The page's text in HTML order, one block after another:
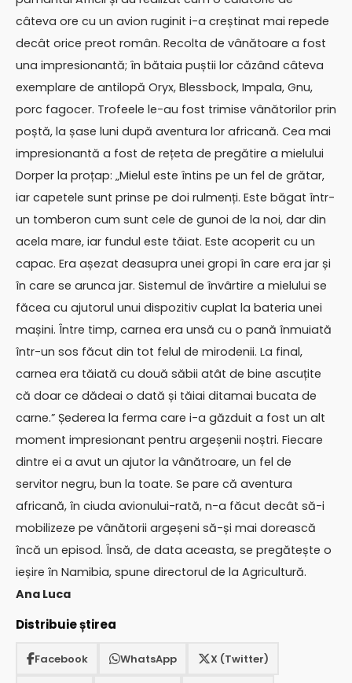
câteva ore cu un avion ruginit i-a creștinat mai repede
decât orice preot român. Recolta de vânătoare a fost
una impresionantă; în bătaia puștii lor căzând câteva
exemplare de antilopă Oryx, Blessbock, Impala, Gnu,
porc fagocer. Trofeele le-au fost trimise vânătorilor prin
poștă, la șase luni după aventura lor africană. Cea mai
impresionantă a fost de rețeta de pregătire a mielului
Dorper la proțap: „Mielul este întins pe un fel de grătar,
iar capetele sunt prinse pe doi rulmenți. Este băgat într-
un tomberon cum sunt cele de gunoi de la noi, dar din
acela mare, iar fundul este tăiat. Este acoperit cu un
capac. Era așezat deasupra unei gropi în care era jar și
în care se arunca jar. Sistemul de învârtire a mielului se
făcea cu ajutorul unui dispozitiv cuplat la bateria unei
mașini. Între timp, carnea era unsă cu o pană înmuiată
într-un sos făcut din tot felul de mirodenii. La final,
carnea era tăiată cu două săbii atât de bine ascuțite
că doar ce dădeai o dată și tăiai ditamai bucata de
carne.” Șederea la ferma care i-a găzduit a fost un alt
moment impresionant pentru argeșenii noștri. Fiecare
dintre ei a avut un ajutor la vânătroare, un fel de
servitor negru, bun la toate. Se pare că aventura
africană, în ciuda avionului-rată, n-a făcut decât să-i
mobilizeze pe vânătorii argeșeni să-și mai dorească
încă un episod. Însă, de data aceasta, se pregătește o
ieșire în Namibia, spune directorul de la Agricultură.
Ana Luca
Distribuie știrea
Facebook WhatsApp X (Twitter)